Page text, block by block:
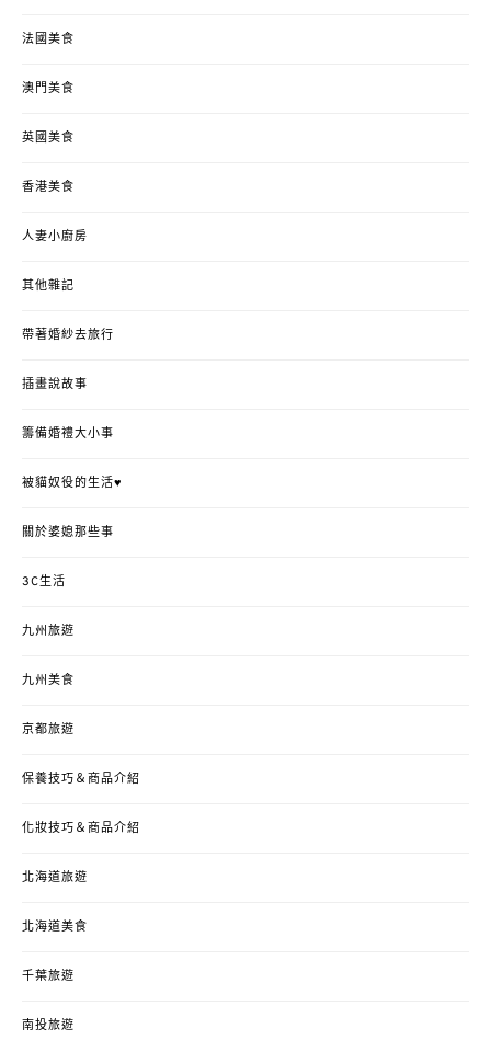
法國美食
澳門美食
英國美食
香港美食
人妻小廚房
其他雜記
帶著婚紗去旅行
插畫說故事
籌備婚禮大小事
被貓奴役的生活♥
關於婆媳那些事
3C生活
九州旅遊
九州美食
京都旅遊
保養技巧＆商品介紹
化妝技巧＆商品介紹
北海道旅遊
北海道美食
千葉旅遊
南投旅遊